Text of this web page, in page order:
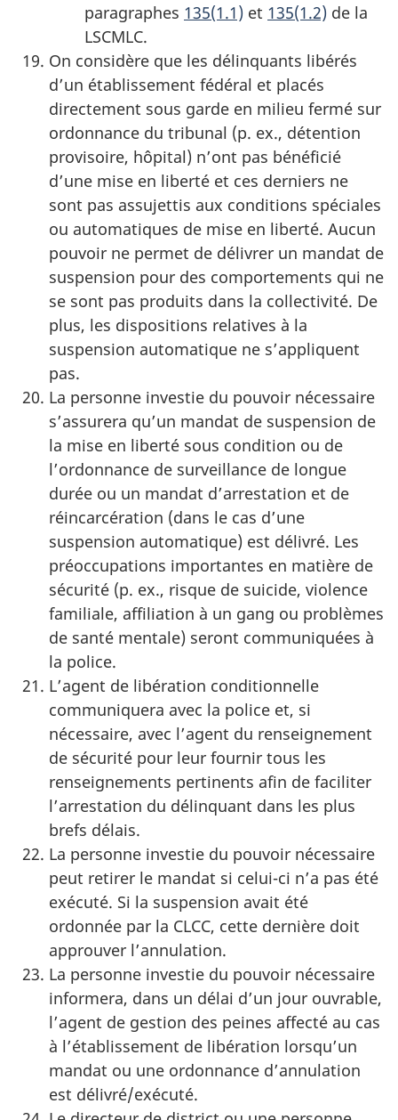
paragraphes 135(1.1) et 135(1.2) de la
LSCMLC.
On considère que les délinquants libérés
d’un établissement fédéral et placés
directement sous garde en milieu fermé sur
ordonnance du tribunal (p. ex., détention
provisoire, hôpital) n’ont pas bénéficié
d’une mise en liberté et ces derniers ne
sont pas assujettis aux conditions spéciales
ou automatiques de mise en liberté. Aucun
pouvoir ne permet de délivrer un mandat de
suspension pour des comportements qui ne
se sont pas produits dans la collectivité. De
plus, les dispositions relatives à la
suspension automatique ne s’appliquent
pas.
La personne investie du pouvoir nécessaire
s’assurera qu’un mandat de suspension de
la mise en liberté sous condition ou de
l’ordonnance de surveillance de longue
durée ou un mandat d’arrestation et de
réincarcération (dans le cas d’une
suspension automatique) est délivré. Les
préoccupations importantes en matière de
sécurité (p. ex., risque de suicide, violence
familiale, affiliation à un gang ou problèmes
de santé mentale) seront communiquées à
la police.
L’agent de libération conditionnelle
communiquera avec la police et, si
nécessaire, avec l’agent du renseignement
de sécurité pour leur fournir tous les
renseignements pertinents afin de faciliter
l’arrestation du délinquant dans les plus
brefs délais.
La personne investie du pouvoir nécessaire
peut retirer le mandat si celui-ci n’a pas été
exécuté. Si la suspension avait été
ordonnée par la CLCC, cette dernière doit
approuver l’annulation.
La personne investie du pouvoir nécessaire
informera, dans un délai d’un jour ouvrable,
l’agent de gestion des peines affecté au cas
à l’établissement de libération lorsqu’un
mandat ou une ordonnance d’annulation
est délivré/exécuté.